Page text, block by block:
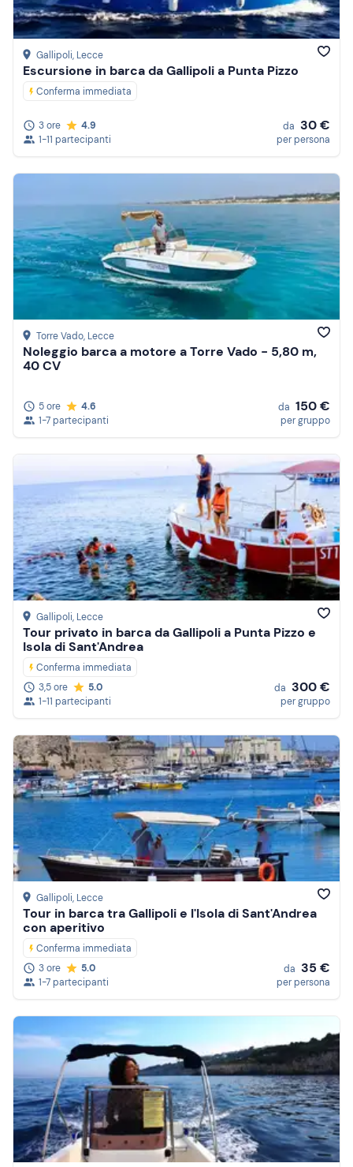
Gallipoli, Lecce
Escursione in barca da Gallipoli a Punta Pizzo
Conferma immediata
3 ore
4.9
1-11 partecipanti
da 30 €
per persona
Torre Vado, Lecce
Noleggio barca a motore a Torre Vado - 5,80 m,
40 CV
5 ore
4.6
1-7 partecipanti
da 150 €
per gruppo
Gallipoli, Lecce
Tour privato in barca da Gallipoli a Punta Pizzo e
Isola di Sant'Andrea
Conferma immediata
3,5 ore
5.0
1-11 partecipanti
da 300 €
per gruppo
Gallipoli, Lecce
Tour in barca tra Gallipoli e l'Isola di Sant'Andrea
con aperitivo
Conferma immediata
3 ore
5.0
1-7 partecipanti
da 35 €
per persona